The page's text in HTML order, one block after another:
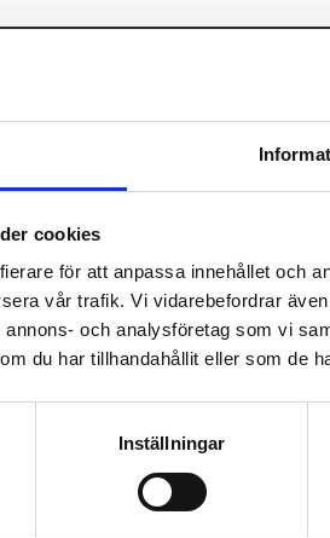
cookies
för att anpassa innehållet och
vår trafik. Vi vidarebefordrar
och analysföretag som vi
du har tillhandahållit eller som de
Inställningar